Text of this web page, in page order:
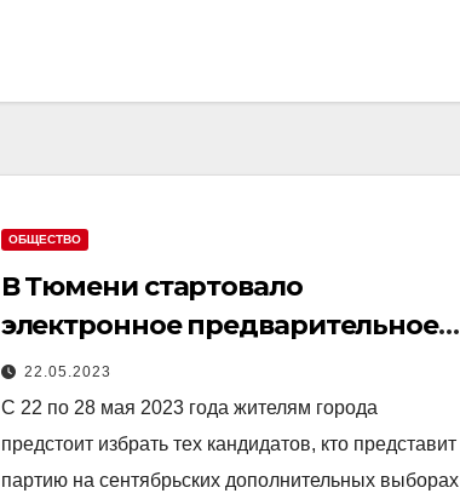
ОБЩЕСТВО
В Тюмени стартовало
электронное предварительное
голосование «Единой России»
22.05.2023
С 22 по 28 мая 2023 года жителям города
предстоит избрать тех кандидатов, кто представит
партию на сентябрьских дополнительных выборах